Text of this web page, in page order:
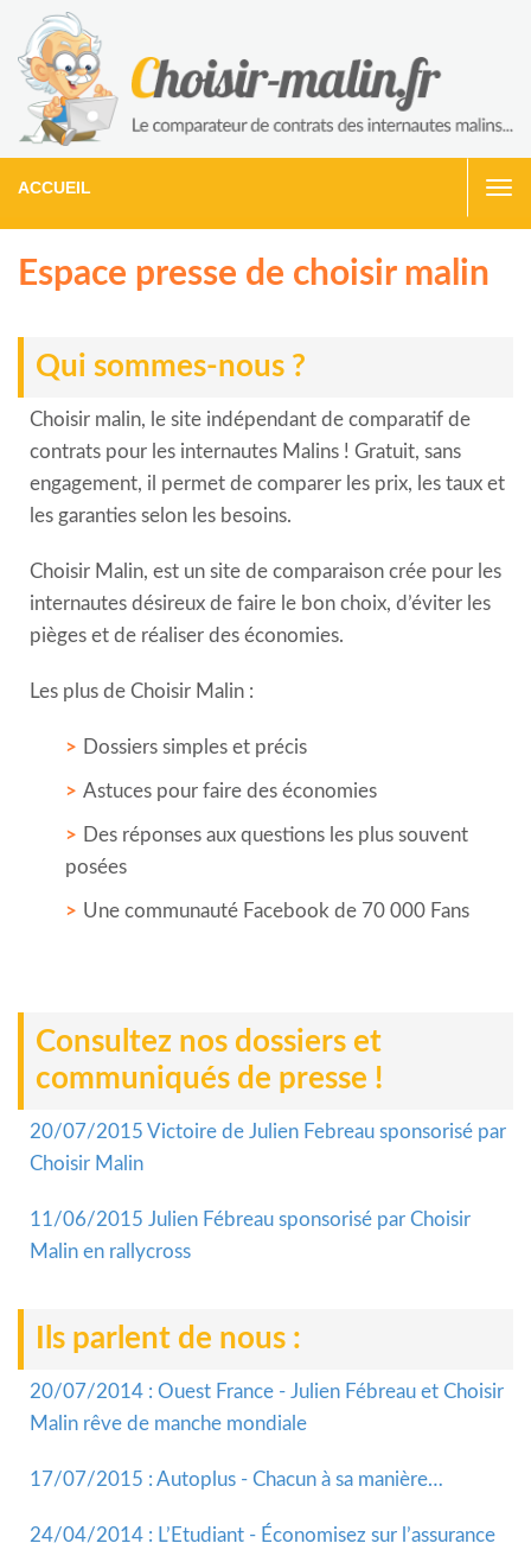
ACCUEIL
Espace presse de choisir malin
Qui sommes-nous ?
Choisir malin, le site indépendant de comparatif de
contrats pour les internautes Malins ! Gratuit, sans
engagement, il permet de comparer les prix, les taux et
les garanties selon les besoins.
Choisir Malin, est un site de comparaison crée pour les
internautes désireux de faire le bon choix, d’éviter les
pièges et de réaliser des économies.
Les plus de Choisir Malin :
Dossiers simples et précis
Astuces pour faire des économies
Des réponses aux questions les plus souvent
posées
Une communauté Facebook de 70 000 Fans
Consultez nos dossiers et
communiqués de presse !
20/07/2015 Victoire de Julien Febreau sponsorisé par
Choisir Malin
11/06/2015 Julien Fébreau sponsorisé par Choisir
Malin en rallycross
Ils parlent de nous :
20/07/2014 : Ouest France - Julien Fébreau et Choisir
Malin rêve de manche mondiale
17/07/2015 : Autoplus - Chacun à sa manière…
24/04/2014 : L’Etudiant - Économisez sur l’assurance